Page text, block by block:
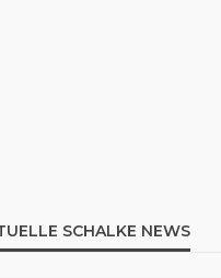
SCHALKE NEWS